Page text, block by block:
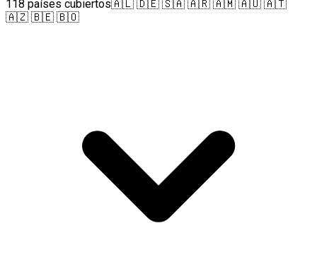
118 países cubiertos🇦🇱 🇩🇪 🇸🇦 🇦🇷 🇦🇲 🇦🇺 🇦🇹
🇦🇿 🇧🇪 🇧🇴